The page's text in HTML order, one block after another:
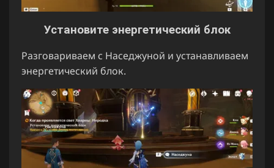
Установите энергетический блок
Разговариваем с Наседжуной и устанавливаем
энергетический блок.